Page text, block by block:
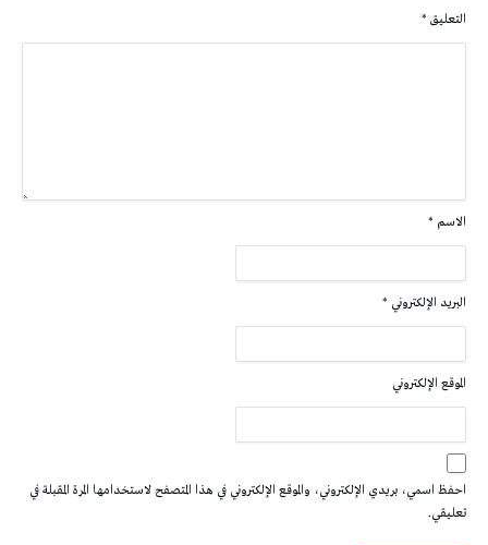
التعليق *
الاسم *
البريد الإلكتروني *
الموقع الإلكتروني
احفظ اسمي، بريدي الإلكتروني، والموقع الإلكتروني في هذا المتصفح لاستخدامها المرة المقبلة في
تعليقي.